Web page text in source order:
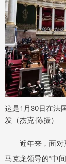
这是1月30日在法
发（杰克·陈摄）
近年来，面对
马克龙领导的“中